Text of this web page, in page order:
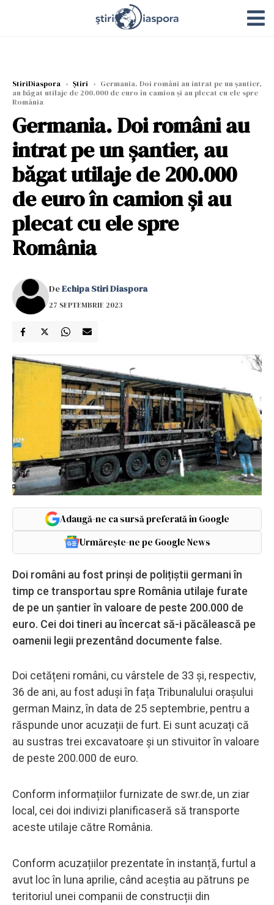
StiriDiaspora › Știri › Germania. Doi români au intrat pe un șantier,
au băgat utilaje de 200.000 de euro în camion și au plecat cu ele spre
România
Germania. Doi români au
intrat pe un șantier, au
băgat utilaje de 200.000
de euro în camion și au
plecat cu ele spre
România
DeEchipa Stiri Diaspora
27 SEPTEMBRIE 2023
Adaugă-ne ca sursă preferată în Google
Urmărește-ne pe Google News
Doi români au fost prinși de polițiștii germani în
timp ce transportau spre România utilaje furate
de pe un șantier în valoare de peste 200.000 de
euro. Cei doi tineri au încercat să-i păcălească pe
oamenii legii prezentând documente false.
Doi cetățeni români, cu vârstele de 33 și, respectiv,
36 de ani, au fost aduși în fața Tribunalului orașului
german Mainz, în data de 25 septembrie, pentru a
răspunde unor acuzații de furt. Ei sunt acuzați că
au sustras trei excavatoare și un stivuitor în valoare
de peste 200.000 de euro.
Conform informațiilor furnizate de swr.de, un ziar
local, cei doi indivizi planificaseră să transporte
aceste utilaje către România.
Conform acuzațiilor prezentate în instanță, furtul a
avut loc în luna aprilie, când aceștia au pătruns pe
teritoriul unei companii de construcții din